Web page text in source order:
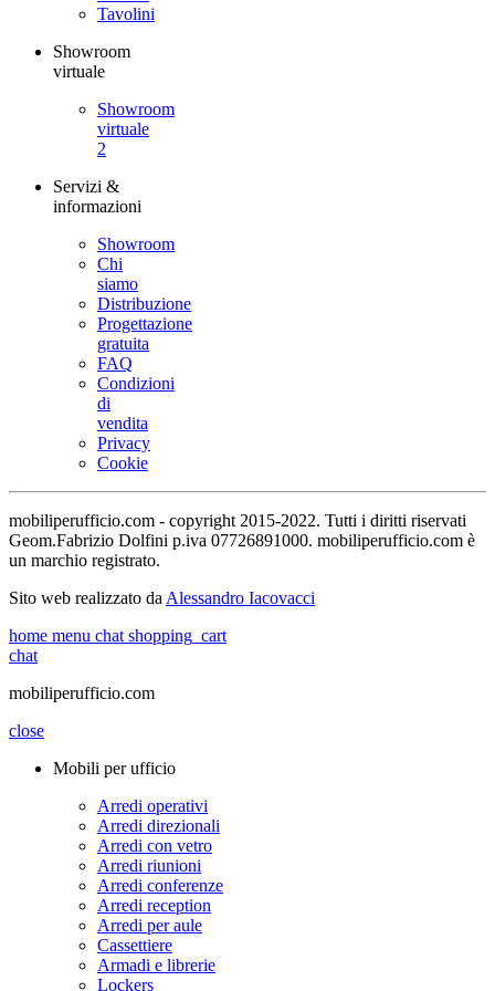
Tavolini
Showroom
virtuale
Showroom
virtuale
2
Servizi &
informazioni
Showroom
Chi
siamo
Distribuzione
Progettazione
gratuita
FAQ
Condizioni
di
vendita
Privacy
Cookie
mobiliperufficio.com - copyright 2015-2022. Tutti i diritti riservati
Geom.Fabrizio Dolfini p.iva 07726891000. mobiliperufficio.com è
un marchio registrato.
Sito web realizzato da Alessandro Iacovacci
home menu chat shopping_cart
chat
mobiliperufficio.com
close
Mobili per ufficio
Arredi operativi
Arredi direzionali
Arredi con vetro
Arredi riunioni
Arredi conferenze
Arredi reception
Arredi per aule
Cassettiere
Armadi e librerie
Lockers